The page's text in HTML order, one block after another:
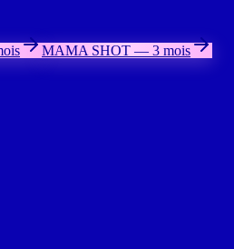
MAMA SHOT — 3 mois